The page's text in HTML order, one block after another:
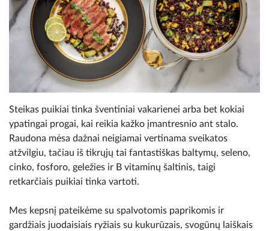
Steikas puikiai tinka šventiniai vakarienei arba bet kokiai
ypatingai progai, kai reikia kažko įmantresnio ant stalo.
Raudona mėsa dažnai neigiamai vertinama sveikatos
atžvilgiu, tačiau iš tikrųjų tai fantastiškas baltymų, seleno,
cinko, fosforo, geležies ir B vitaminų šaltinis, taigi
retkarčiais puikiai tinka vartoti.
Mes kepsnį pateikėme su spalvotomis paprikomis ir
gardžiais juodaisiais ryžiais su kukurūzais, svogūnų laiškais